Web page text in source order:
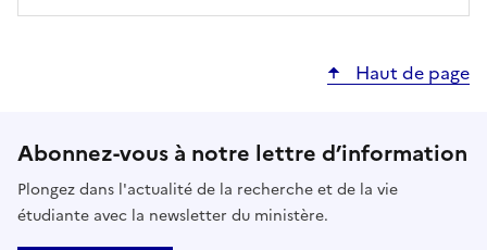
Haut de page
Abonnez-vous à notre lettre d’information
Plongez dans l'actualité de la recherche et de la vie
étudiante avec la newsletter du ministère.